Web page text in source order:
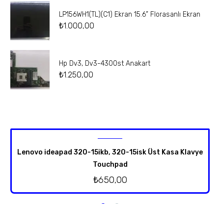
LP156WH1(TL)(C1) Ekran 15.6” Florasanlı Ekran
₺1.000,00
Hp Dv3, Dv3-4300st Anakart
₺1.250,00
Lenovo ideapad 320-15ikb, 320-15isk Üst Kasa Klavye
Touchpad
₺650,00